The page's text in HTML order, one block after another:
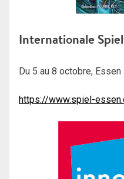
Internationale
Du 5 au 8 octobre, Essen
https://www.spiel-